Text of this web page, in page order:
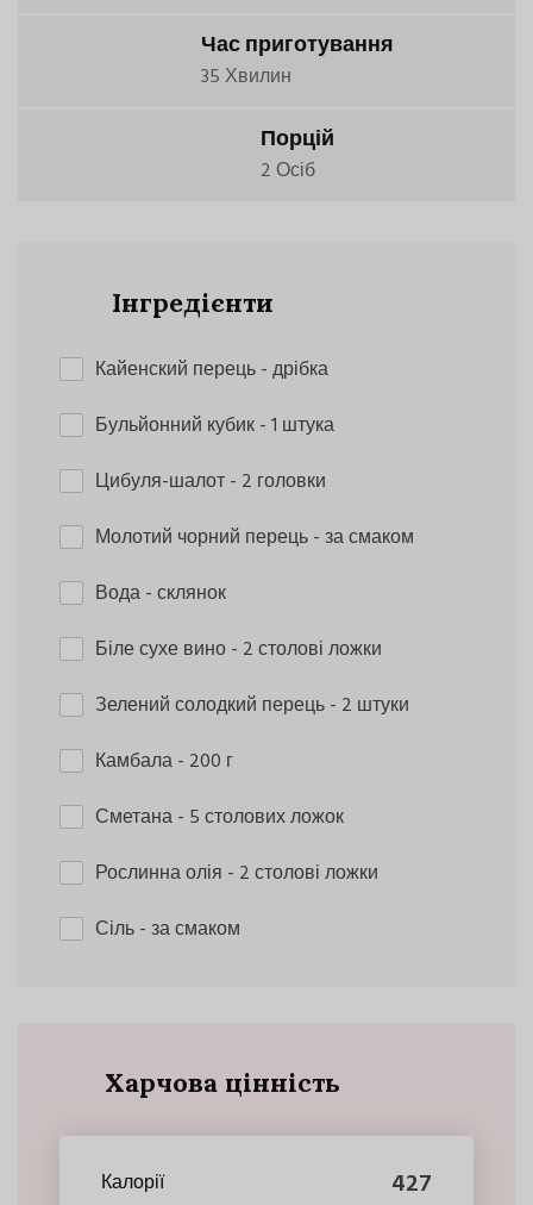
Час приготування
35 Хвилин
Порцій
2 Осіб
Інгредієнти
Кайенский перець- дрібка
Бульйонний кубик- 1 штука
Цибуля-шалот- 2 головки
Молотий чорний перець- за смаком
Вода- склянок
Біле сухе вино- 2 столові ложки
Зелений солодкий перець- 2 штуки
Камбала- 200 г
Сметана- 5 столових ложок
Рослинна олія - 2 столові ложки
Сіль- за смаком
Харчова цінність
Калорії 427